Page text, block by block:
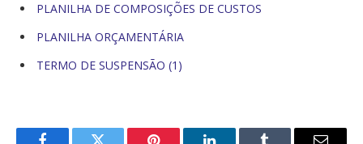
PLANILHA DE COMPOSIÇÕES DE CUSTOS
PLANILHA ORÇAMENTÁRIA
TERMO DE SUSPENSÃO (1)